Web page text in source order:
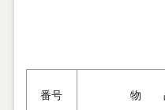
番号 物